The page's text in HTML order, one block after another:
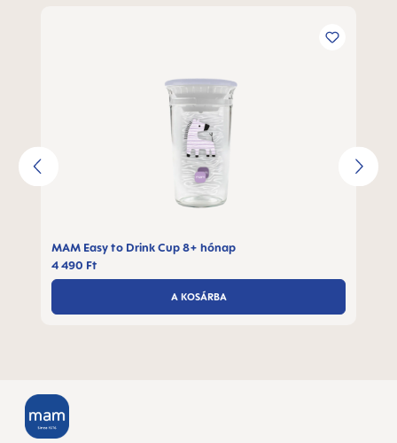
MAM Easy to Drink Cup 8+ hónap
4 490 Ft
A KOSÁRBA